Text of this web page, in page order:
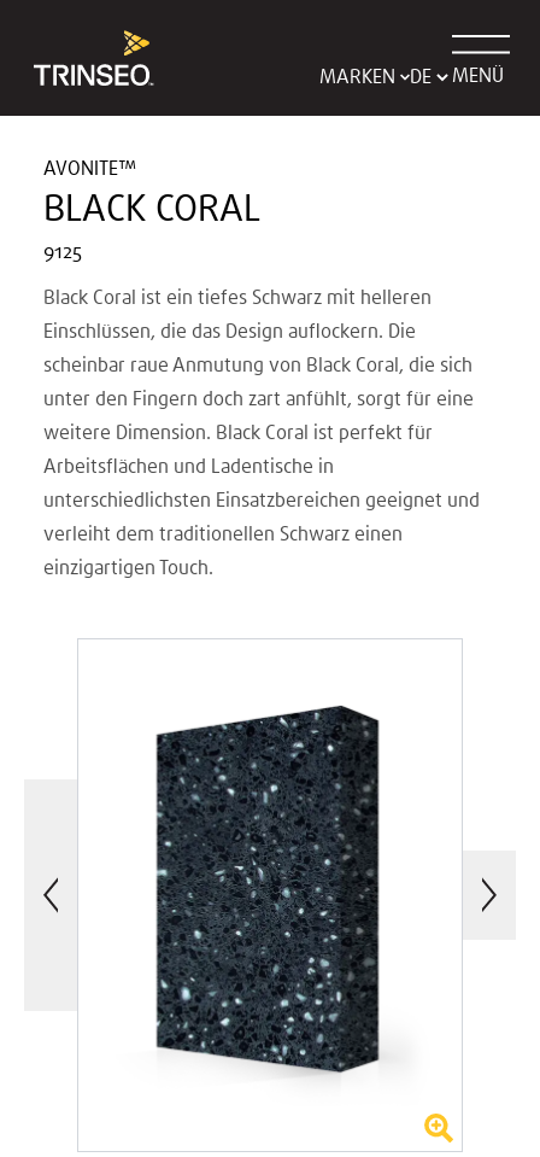
MARKEN MENÜ
AVONITE™
BLACK CORAL
9125
Black Coral ist ein tiefes Schwarz mit helleren
Einschlüssen, die das Design auflockern. Die
scheinbar raue Anmutung von Black Coral, die sich
unter den Fingern doch zart anfühlt, sorgt für eine
weitere Dimension. Black Coral ist perfekt für
Arbeitsflächen und Ladentische in
unterschiedlichsten Einsatzbereichen geeignet und
verleiht dem traditionellen Schwarz einen
einzigartigen Touch.